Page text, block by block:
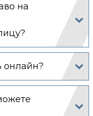
на
онлайн?